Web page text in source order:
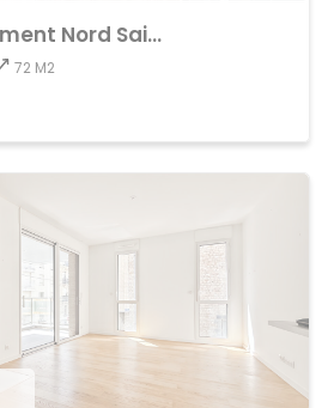
Achat Appartement Nord Saint-Martin
72 M2